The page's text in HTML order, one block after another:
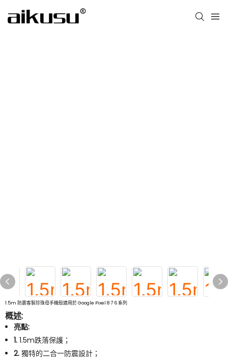
1.5m 防震客製珍珠母手機殼適用於 Google Pixel 8 7 6 系列
概述:
亮點:
1. 1.5m跌落保護；
2. 獨特的二合一防震設計；